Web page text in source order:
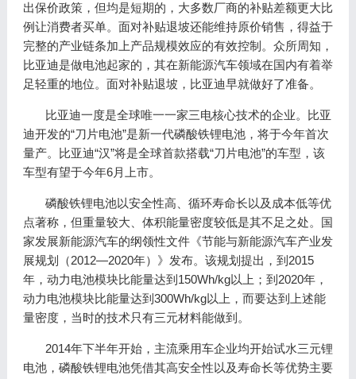
出保价政策，但均是短期的，大多数厂商的补贴差额更大比
例让消费者买单。面对补贴退坡还能维持原价销售，得益于
完整的产业链条加上产品规模效应的有效控制。众所周知，
比亚迪是做电池起家的，其在新能源汽车领域在国内有着举
足轻重的地位。面对补贴退坡，比亚迪早就做好了准备。
比亚迪一度是全球唯一一家三电核心技术的企业。比亚
迪开发的“刀片电池”是新一代磷酸铁锂电池，将于今年首次
量产。比亚迪“汉”将是全球首款搭载“刀片电池”的车型，该
车型有望于今年6月上市。
磷酸铁锂电池以安全性高、循环寿命长以及成本低等优
点著称，但重量较大、体积能量密度较低是其不足之处。国
家发展新能源汽车的纲领性文件《节能与新能源汽车产业发
展规划（2012—2020年）》发布。该规划提出，到2015
年，动力电池模块比能量达到150Wh/kg以上；到2020年，
动力电池模块比能量达到300Wh/kg以上，而要达到上述能
量密度，当时的技术只有三元材料能做到。
2014年下半年开始，主流乘用车企业均开始试水三元锂
电池，磷酸铁锂电池凭借其高安全性以及寿命长等优势主要